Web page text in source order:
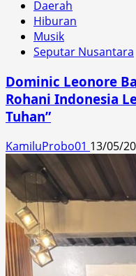
Daerah
Hiburan
Musik
Seputar Nusantara
Dominic Leonore
Rohani Indonesia
Tuhan”
KamiluProbo01 13/05/